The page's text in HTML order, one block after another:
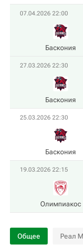
07.04.2026 22:00
Баскония
27.03.2026 22:30
Баскония
25.03.2026 22:30
Баскония
19.03.2026 22:15
Олимпиакос
Общее Реал